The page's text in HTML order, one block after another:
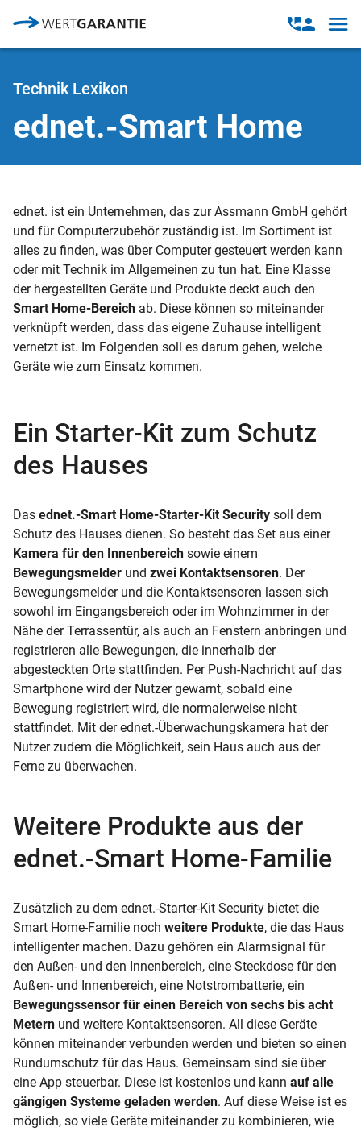
Open
modal
Open
Technik Lexikon
ednet.-Smart Home
ednet. ist ein Unternehmen, das zur Assmann GmbH gehört
und für Computerzubehör zuständig ist. Im Sortiment ist
alles zu finden, was über Computer gesteuert werden kann
oder mit Technik im Allgemeinen zu tun hat. Eine Klasse
der hergestellten Geräte und Produkte deckt auch den
Smart Home-Bereich ab. Diese können so miteinander
verknüpft werden, dass das eigene Zuhause intelligent
vernetzt ist. Im Folgenden soll es darum gehen, welche
Geräte wie zum Einsatz kommen.
Ein Starter-Kit zum Schutz
des Hauses
Das ednet.-Smart Home-Starter-Kit Security soll dem
Schutz des Hauses dienen. So besteht das Set aus einer
Kamera für den Innenbereich sowie einem
Bewegungsmelder und zwei Kontaktsensoren. Der
Bewegungsmelder und die Kontaktsensoren lassen sich
sowohl im Eingangsbereich oder im Wohnzimmer in der
Nähe der Terrassentür, als auch an Fenstern anbringen und
registrieren alle Bewegungen, die innerhalb der
abgesteckten Orte stattfinden. Per Push-Nachricht auf das
Smartphone wird der Nutzer gewarnt, sobald eine
Bewegung registriert wird, die normalerweise nicht
stattfindet. Mit der ednet.-Überwachungskamera hat der
Nutzer zudem die Möglichkeit, sein Haus auch aus der
Ferne zu überwachen.
Weitere Produkte aus der
ednet.-Smart Home-Familie
Zusätzlich zu dem ednet.-Starter-Kit Security bietet die
Smart Home-Familie noch weitere Produkte, die das Haus
intelligenter machen. Dazu gehören ein Alarmsignal für
den Außen- und den Innenbereich, eine Steckdose für den
Außen- und Innenbereich, eine Notstrombatterie, ein
Bewegungssensor für einen Bereich von sechs bis acht
Metern und weitere Kontaktsensoren. All diese Geräte
können miteinander verbunden werden und bieten so einen
Rundumschutz für das Haus. Gemeinsam sind sie über
eine App steuerbar. Diese ist kostenlos und kann auf alle
gängigen Systeme geladen werden. Auf diese Weise ist es
möglich, so viele Geräte miteinander zu kombinieren, wie